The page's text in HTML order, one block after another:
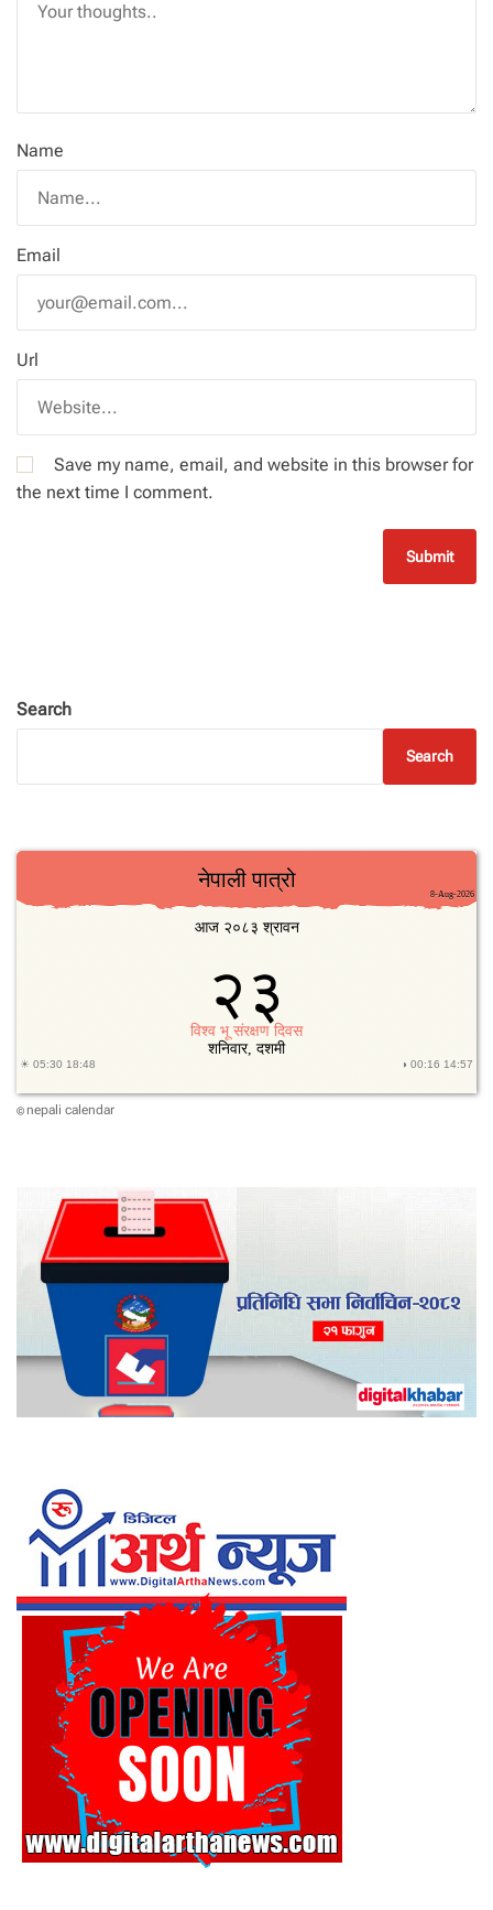
Name
Email
Url
Save my name, email, and website in this browser for
the next time I comment.
Search
Search
© nepali calendar